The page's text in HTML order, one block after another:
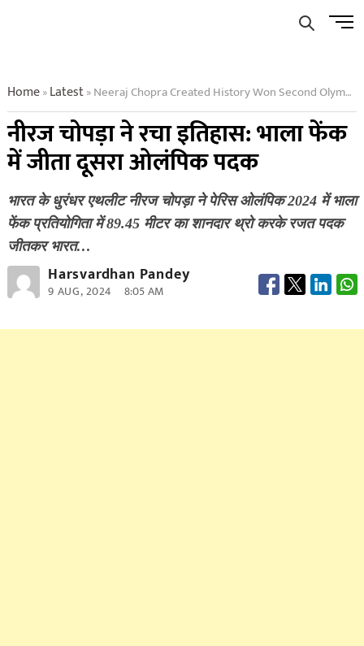
Menu
Home»Latest»Neeraj Chopra Created History Won Second Olympic Medal In Javelin Throw
नीरज चोपड़ा ने रचा इतिहास: भाला फेंक
में जीता दूसरा ओलंपिक पदक
भारत के धुरंधर एथलीट नीरज चोपड़ा ने पेरिस ओलंपिक 2024 में भाला
फेंक प्रतियोगिता में 89.45 मीटर का शानदार थ्रो करके रजत पदक
जीतकर भारत…
Harsvardhan Pandey
9 AUG, 2024 8:05 AM